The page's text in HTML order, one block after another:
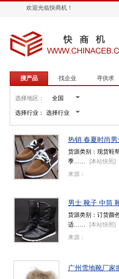
欢迎光临快商机！
搜产品 找企业 寻供求
选择地区：
选择行业：
热销 春夏时尚
货源类别：现货鞋
季……
[本站快照]
来源：
男士 靴子 中筒
货源类别：订货颜
适……
[本站快照]
来源：
广州雪地靴厂家